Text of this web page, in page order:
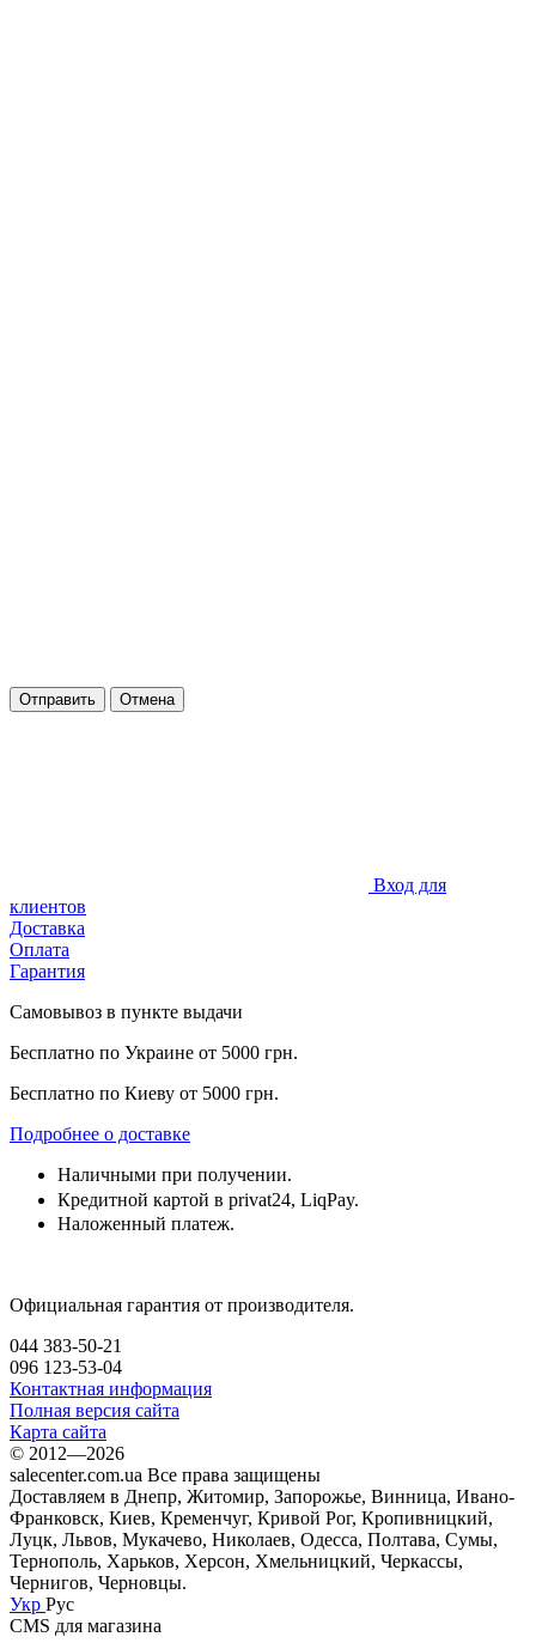
Отправить Отмена
Вход для
клиентов
Доставка
Оплата
Гарантия
Самовывоз в пункте выдачи
Бесплатно по Украине от 5000 грн.
Бесплатно по Киеву от 5000 грн.
Подробнее о доставке
Наличными при получении.
Кредитной картой в privat24, LiqPay.
Наложенный платеж.
Официальная гарантия от производителя.
044 383-50-21
096 123-53-04
Контактная информация
Полная версия сайта
Карта сайта
© 2012—2026
salecenter.com.ua Все права защищены
Доставляем в Днепр, Житомир, Запорожье, Винница, Ивано-
Франковск, Киев, Кременчуг, Кривой Рог, Кропивницкий,
Луцк, Львов, Мукачево, Николаев, Одесса, Полтава, Сумы,
Тернополь, Харьков, Херсон, Хмельницкий, Черкассы,
Чернигов, Черновцы.
Укр Рус
CMS для магазина